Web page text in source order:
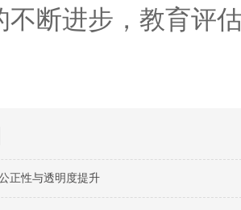
断进步，教育评
正性与透明度提升